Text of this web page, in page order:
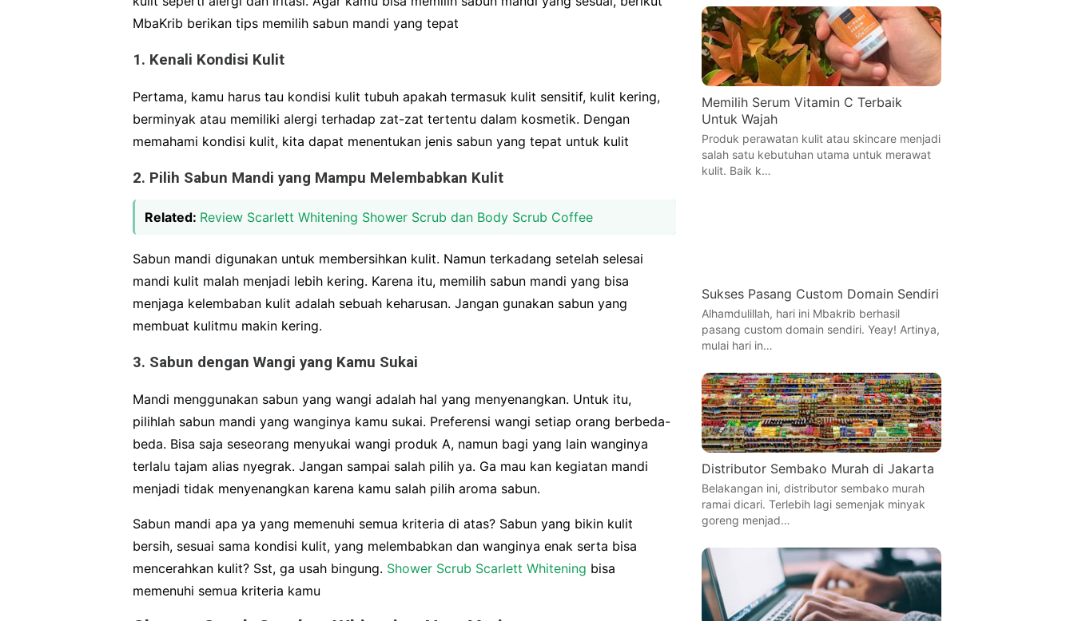
MbaKrib berikan tips memilih sabun mandi yang tepat
1. Kenali Kondisi Kulit
Pertama, kamu harus tau kondisi kulit tubuh apakah termasuk kulit sensitif, kulit kering,
berminyak atau memiliki alergi terhadap zat-zat tertentu dalam kosmetik. Dengan
memahami kondisi kulit, kita dapat menentukan jenis sabun yang tepat untuk kulit
2. Pilih Sabun Mandi yang Mampu Melembabkan Kulit
Related: Review Scarlett Whitening Shower Scrub dan Body Scrub Coffee
Sabun mandi digunakan untuk membersihkan kulit. Namun terkadang setelah selesai
mandi kulit malah menjadi lebih kering. Karena itu, memilih sabun mandi yang bisa
menjaga kelembaban kulit adalah sebuah keharusan. Jangan gunakan sabun yang
membuat kulitmu makin kering.
3. Sabun dengan Wangi yang Kamu Sukai
Mandi menggunakan sabun yang wangi adalah hal yang menyenangkan. Untuk itu,
pilihlah sabun mandi yang wanginya kamu sukai. Preferensi wangi setiap orang berbeda-
beda. Bisa saja seseorang menyukai wangi produk A, namun bagi yang lain wanginya
terlalu tajam alias nyegrak. Jangan sampai salah pilih ya. Ga mau kan kegiatan mandi
menjadi tidak menyenangkan karena kamu salah pilih aroma sabun.
Sabun mandi apa ya yang memenuhi semua kriteria di atas? Sabun yang bikin kulit
bersih, sesuai sama kondisi kulit, yang melembabkan dan wanginya enak serta bisa
mencerahkan kulit? Sst, ga usah bingung. Shower Scrub Scarlett Whitening bisa
memenuhi semua kriteria kamu
Memilih Serum Vitamin C Terbaik
Untuk Wajah
Produk perawatan kulit atau skincare menjadi
salah satu kebutuhan utama untuk merawat
kulit. Baik k…
Sukses Pasang Custom Domain Sendiri
Alhamdulillah, hari ini Mbakrib berhasil
pasang custom domain sendiri. Yeay! Artinya,
mulai hari in…
Distributor Sembako Murah di Jakarta
Belakangan ini, distributor sembako murah
ramai dicari. Terlebih lagi semenjak minyak
goreng menjad…